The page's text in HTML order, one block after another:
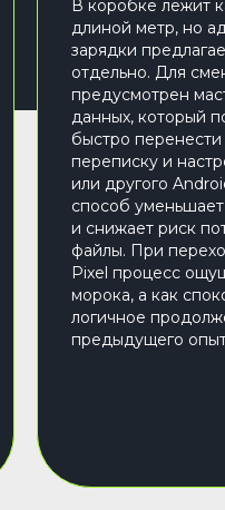
В коробке лежит
длиной метр, но
зарядки
отдельно. Для
предусмотрен
данных, который
быстро
переписку и
или другого
способ
и снижает риск
файлы. При
Pixel процесс
морока, а как
логичное
предыдущего